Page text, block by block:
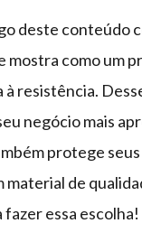
deste conteúdo
mostra como um
resistência.
negócio mais
protege
material de
fazer essa escolha!